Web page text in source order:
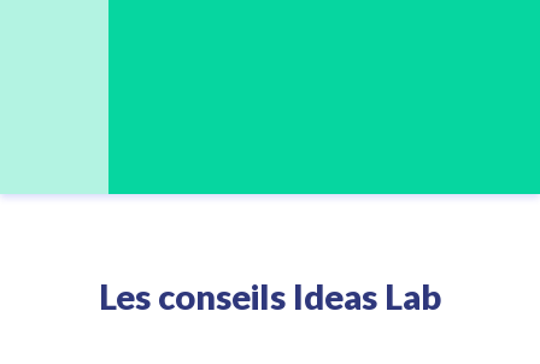
Les conseils Ideas Lab